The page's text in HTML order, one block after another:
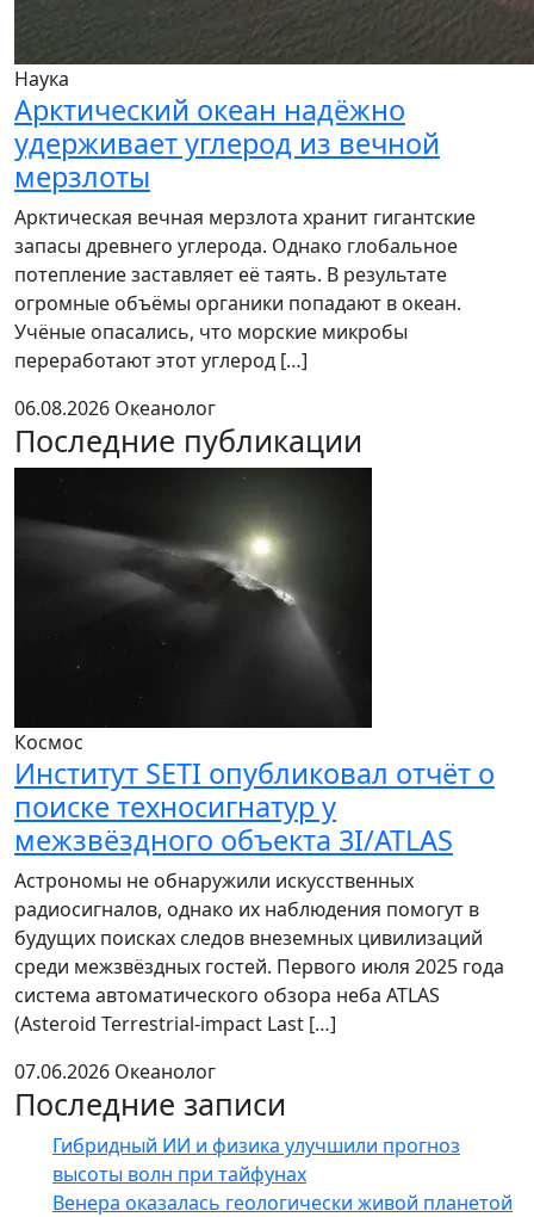
Наука
Арктический океан надёжно
удерживает углерод из вечной
мерзлоты
Арктическая вечная мерзлота хранит гигантские
запасы древнего углерода. Однако глобальное
потепление заставляет её таять. В результате
огромные объёмы органики попадают в океан.
Учёные опасались, что морские микробы
переработают этот углерод […]
06.08.2026 Океанолог
Последние публикации
Космос
Институт SETI опубликовал отчёт о
поиске техносигнатур у
межзвёздного объекта 3I/ATLAS
Астрономы не обнаружили искусственных
радиосигналов, однако их наблюдения помогут в
будущих поисках следов внеземных цивилизаций
среди межзвёздных гостей. Первого июля 2025 года
система автоматического обзора неба ATLAS
(Asteroid Terrestrial-impact Last […]
07.06.2026 Океанолог
Последние записи
Гибридный ИИ и физика улучшили прогноз
высоты волн при тайфунах
Венера оказалась геологически живой планетой